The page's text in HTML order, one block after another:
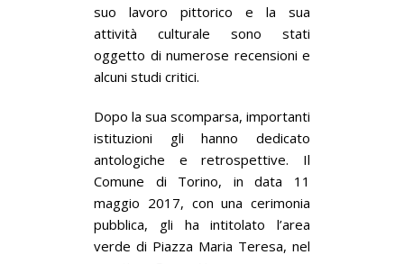
suo lavoro pittorico e la sua
attività culturale sono stati
oggetto di numerose recensioni e
alcuni studi critici.
Dopo la sua scomparsa, importanti
istituzioni gli hanno dedicato
antologiche e retrospettive. Il
Comune di Torino, in data 11
maggio 2017, con una cerimonia
pubblica, gli ha intitolato l’area
verde di Piazza Maria Teresa, nel